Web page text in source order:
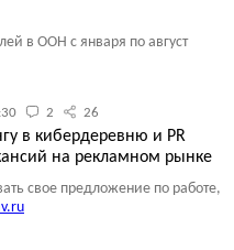
в OOH с января по август
2 26
в кибердеревню и PR
на рекламном рынке
свое предложение по работе,